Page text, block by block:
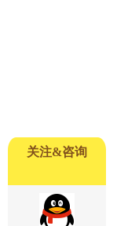
关注&咨询